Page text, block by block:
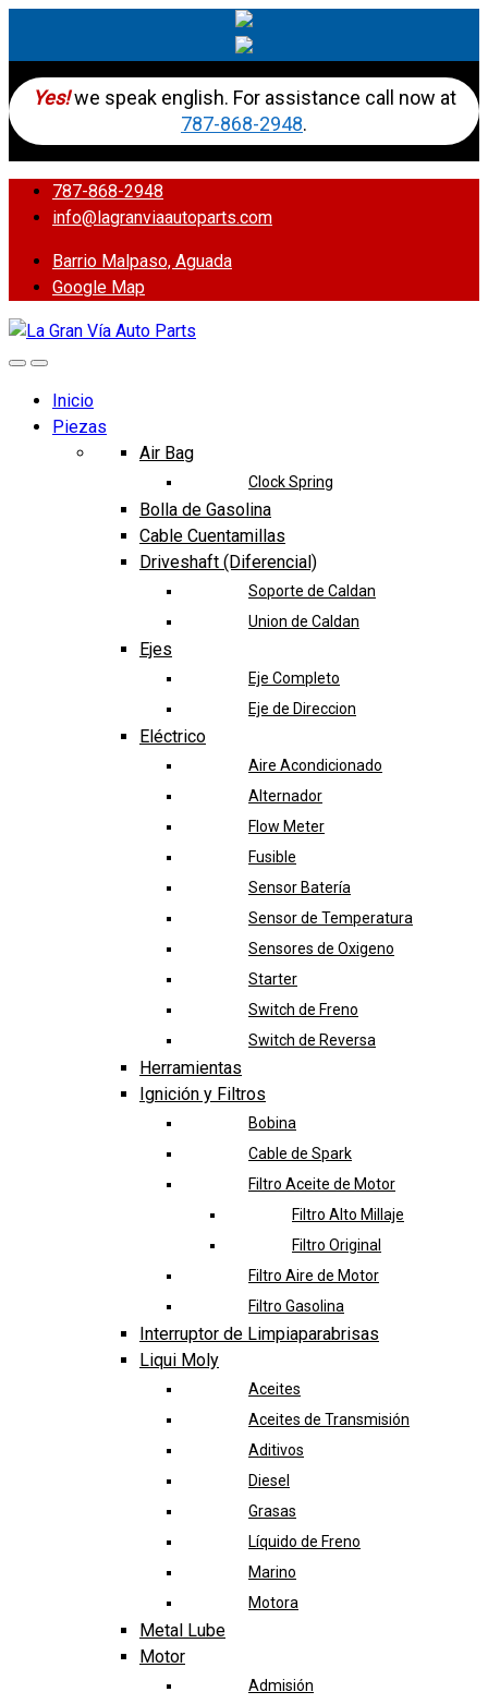
Yes! we speak english. For assistance call now at
787-868-2948.
787-868-2948
info@lagranviaautoparts.com
Barrio Malpaso, Aguada
Google Map
Inicio
Piezas
Air Bag
Clock Spring
Bolla de Gasolina
Cable Cuentamillas
Driveshaft (Diferencial)
Soporte de Caldan
Union de Caldan
Ejes
Eje Completo
Eje de Direccion
Eléctrico
Aire Acondicionado
Alternador
Flow Meter
Fusible
Sensor Batería
Sensor de Temperatura
Sensores de Oxigeno
Starter
Switch de Freno
Switch de Reversa
Herramientas
Ignición y Filtros
Bobina
Cable de Spark
Filtro Aceite de Motor
Filtro Alto Millaje
Filtro Original
Filtro Aire de Motor
Filtro Gasolina
Interruptor de Limpiaparabrisas
Liqui Moly
Aceites
Aceites de Transmisión
Aditivos
Diesel
Grasas
Líquido de Freno
Marino
Motora
Metal Lube
Motor
Admisión